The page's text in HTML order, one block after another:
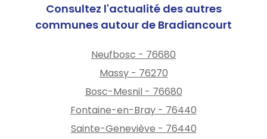
Consultez l'actualité des autres
communes autour de Bradiancourt
Neufbosc - 76680
Massy - 76270
Bosc-Mesnil - 76680
Fontaine-en-Bray - 76440
Sainte-Geneviève - 76440